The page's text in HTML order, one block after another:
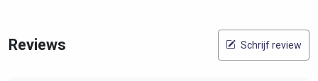
Reviews Schrijf review